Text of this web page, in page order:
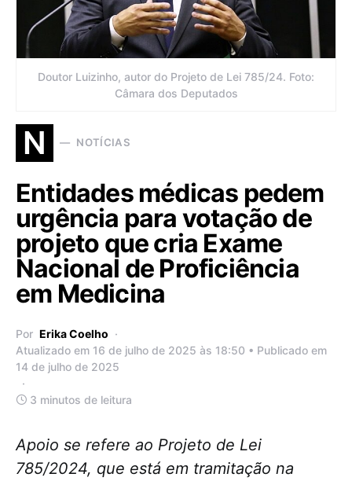
Doutor Luizinho, autor do Projeto de Lei 785/24. Foto:
Câmara dos Deputados
N NOTÍCIAS
Entidades médicas pedem
urgência para votação de
projeto que cria Exame
Nacional de Proficiência
em Medicina
Por Erika Coelho
Atualizado em 16 de julho de 2025 às 18:50 • Publicado em
14 de julho de 2025
3 minutos de leitura
Apoio se refere ao Projeto de Lei
785/2024, que está em tramitação na